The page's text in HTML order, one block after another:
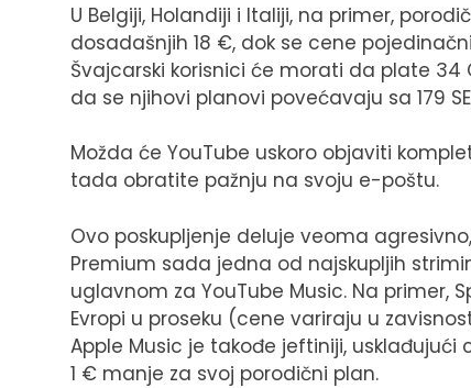
U Belgiji, Holandiji i Italiji, na primer,
dosadašnjih 18 €, dok se cene
Švajcarski korisnici će morati da plate 34
da se njihovi planovi povećavaju sa 179
Možda će YouTube uskoro objaviti
tada obratite pažnju na svoju e-poštu.
Ovo poskupljenje deluje veoma
Premium sada jedna od najskupljih
uglavnom za YouTube Music. Na primer,
Evropi u proseku (cene variraju u
Apple Music je takođe jeftiniji,
1 € manje za svoj porodični plan.